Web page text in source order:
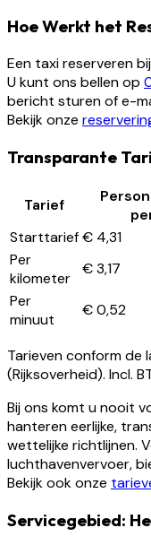
Hoe Werkt het
Een taxi reserveren
U kunt ons bellen op
bericht sturen of e-
Bekijk onze
Transparante
Tarief
Starttarief€ 4,31
Per
kilometer
€ 3,17
Per
minuut
€ 0,52
Tarieven conform de
(Rijksoverheid). Incl.
Bij ons komt u nooit
hanteren eerlijke,
wettelijke richtlijnen.
luchthavenvervoer,
Bekijk ook onze
Servicegebied: